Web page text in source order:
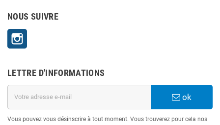
NOUS SUIVRE
LETTRE D'INFORMATIONS
ok
Vous pouvez vous désinscrire à tout moment. Vous trouverez pour cela nos